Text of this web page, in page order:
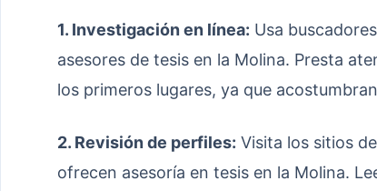
1. Investigación en línea: Usa
asesores de tesis en la Molina. Presta
los primeros lugares, ya que
2. Revisión de perfiles: Visita los sitios
ofrecen asesoría en tesis en la Molina.